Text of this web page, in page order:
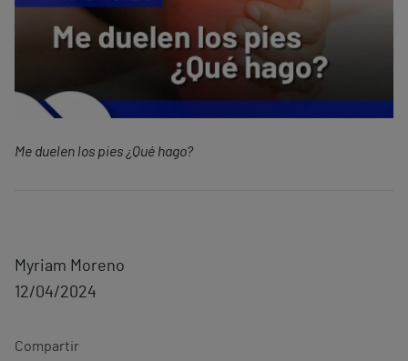
Me duelen los pies ¿Qué hago?
Myriam Moreno
12/04/2024
Compartir